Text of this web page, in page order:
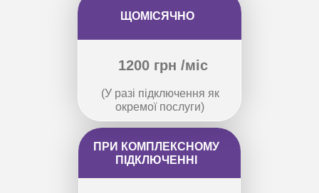
ПРИ КОМПЛЕКСНОМУ
ПІДКЛЮЧЕННІ
ЩОМІСЯЧНО
1200 грн /міс
(У разі підключення як
окремої послуги)